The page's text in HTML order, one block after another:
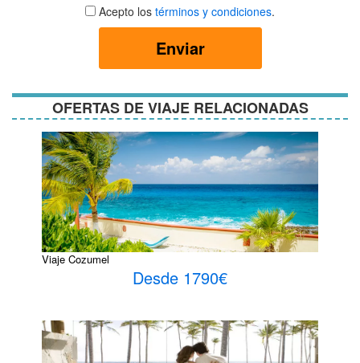
Aceptar
términos
Acepto los términos y condiciones.
Enviar
OFERTAS DE VIAJE RELACIONADAS
Viaje Cozumel
Desde 1790€